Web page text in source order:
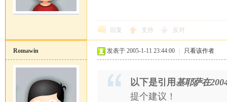
回复 支持 反对
Romawin 发表于 2005-1-11 23:44:00 只看该作者
以下是引用 基耶萨在
提个建议！